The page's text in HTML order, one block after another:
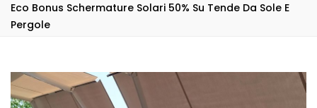
Eco Bonus Schermature Solari 50% Su Tende Da Sole E
Pergole